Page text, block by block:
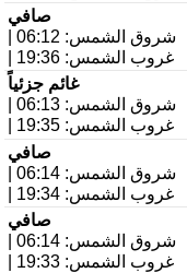
صافي
| شروق الشمس: 06:12
| غروب الشمس: 19:36
غائم جزئياً
| شروق الشمس: 06:13
| غروب الشمس: 19:35
صافي
| شروق الشمس: 06:14
| غروب الشمس: 19:34
صافي
| شروق الشمس: 06:14
| غروب الشمس: 19:33